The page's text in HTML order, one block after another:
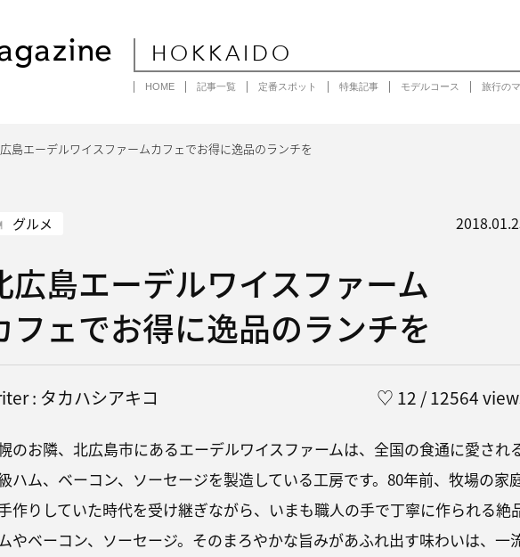
HOKKAIDO
HOME 記事一覧 定番スポット 特集記事 モデルコース 旅行の
島エーデルワイスファームカフェでお得に逸品のランチを
グルメ
広島エーデルワイスファーム
フェでお得に逸品のランチを
: タカハシアキコ ♡ 12 / 12564
のお隣、北広島市にあるエーデルワイスファームは、全国の食通に愛され
ハム、ベーコン、ソーセージを製造している工房です。80年前、牧場の家
作りしていた時代を受け継ぎながら、いまも職人の手で丁寧に作られる絶
やベーコン、ソーセージ。そのまろやかな旨みがあふれ出す味わいは、一